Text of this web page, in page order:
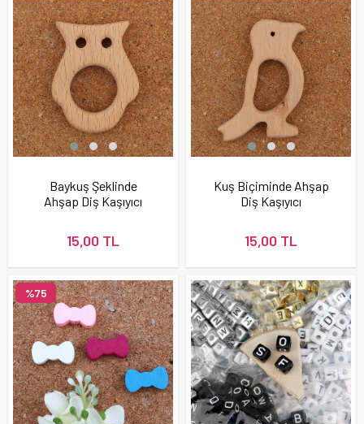
Baykuş Şeklinde
Ahşap Diş Kaşıyıcı
15,00 TL
Kuş Biçiminde Ahşap
Diş Kaşıyıcı
15,00 TL
%75